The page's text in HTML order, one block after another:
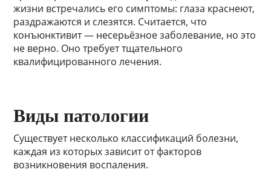
жизни встречались его симптомы: глаза краснеют,
раздражаются и слезятся. Считается, что
конъюнктивит — несерьёзное заболевание, но это
не верно. Оно требует тщательного
квалифицированного лечения.
Виды патологии
Существует несколько классификаций болезни,
каждая из которых зависит от факторов
возникновения воспаления.